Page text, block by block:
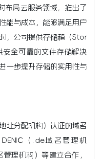
布局云服务领域，推出了
能与成本，能够满足用户
，公司提供存储箱（Stor
全可靠的文件存储解决
一步提升存储的实用性与
址分配机构）认证的域名
（.de域名管理机
理机构）等建立合作，